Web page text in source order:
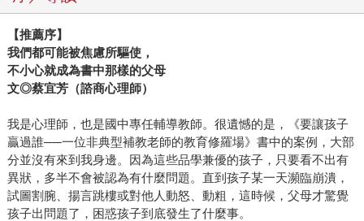
【推薦序】
我們都可能被焦慮所驅使，
不小心就成為書中那樣的父母
文◎蔡宜芳（諮商心理師）
我是心理師，也是國中專任輔導教師。很遺憾的是，《要讓孩子
贏過誰──一位非典型補教老師的教育修羅場》書中的案例，大部
分並沒有來到我身邊。因為這些品學兼優的孩子，只要看不出有
異狀，多半不會被認為有什麼問題。直到孩子某一天瀕臨崩潰，
試圖割腕、揚言跳樓或對他人動怒、動粗，這時候，父母才驚覺
孩子出問題了，困惑孩子到底發生了什麼事。